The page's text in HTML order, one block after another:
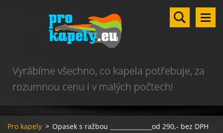
Vyrábíme všechno, co kapela potřebuje, za
rozumnou cenu i v malých počtech!
Pro kapely > Opasek s ražbou ______________od 290,- bez DPH